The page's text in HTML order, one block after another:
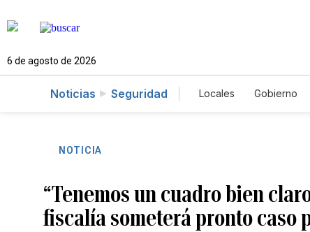
6 de agosto de 2026
Noticias Seguridad Locales Gobierno
NOTICIA
“Tenemos un cuadro bien
fiscalía someterá pronto caso